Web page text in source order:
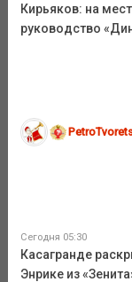
Кирьяков: на
руководство
Сегодня 05:30
Касагранде
Энрике из